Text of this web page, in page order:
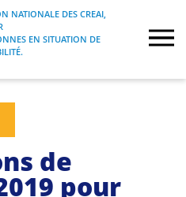
NATIONALE DES CREAI, EN
PERSONNES EN SITUATION
NATIONALE DES CREAI,
EN SITUATION DE
de
pour